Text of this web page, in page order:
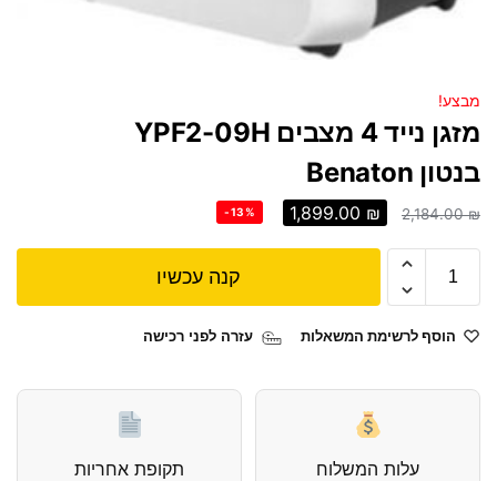
מבצע!
מזגן נייד 4 מצבים YPF2-09H
בנטון Benaton
2,184.00₪
1,899.00 ₪
-13%
קנה עכשיו
הוסף לרשימת המשאלות עזרה לפני רכישה
עלות המשלוח
תקופת אחריות